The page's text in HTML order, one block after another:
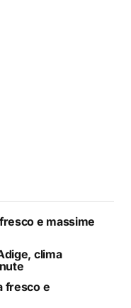
e massime
clima
fresco e